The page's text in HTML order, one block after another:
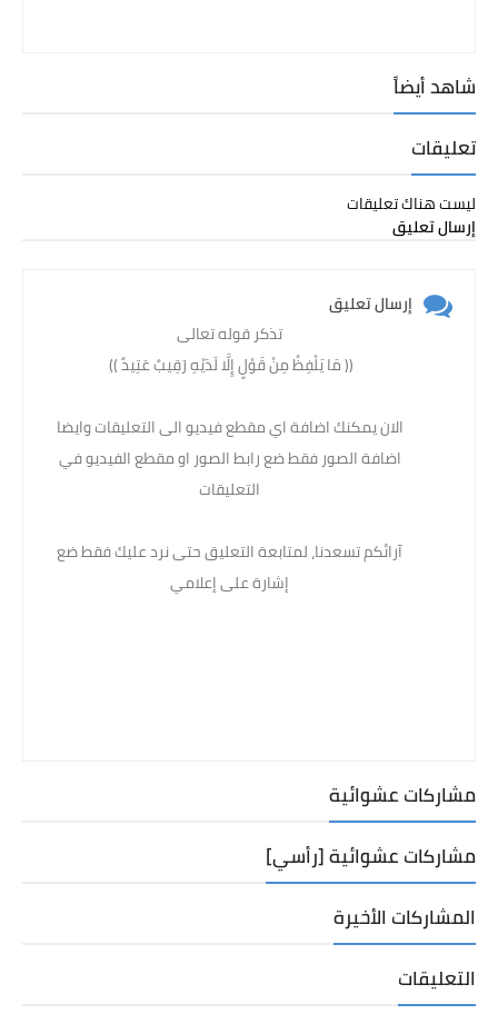
شاهد أيضاً
تعليقات
ليست هناك تعليقات
إرسال تعليق
إرسال تعليق
تذكر قوله تعالى
(( مَا يَلْفِظُ مِنْ قَوْلٍ إِلَّا لَدَيْهِ رَقِيبٌ عَتِيدٌ )) ‏
الان يمكنك اضافة اي مقطع فيديو الى التعليقات وايضا
اضافة الصور فقط ضع رابط الصور او مقطع الفيديو في
التعليقات
آرائكم تسعدنا، لمتابعة التعليق حتى نرد عليك فقط ضع
إشارة على إعلامي
مشاركات عشوائية
مشاركات عشوائية [رأسي]
المشاركات الأخيرة
التعليقات